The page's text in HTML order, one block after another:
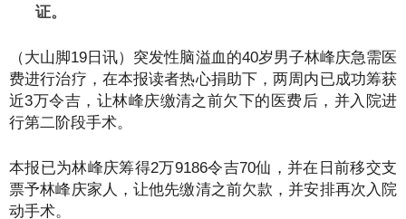
证。
（大山脚19日讯）突发性脑溢血的40岁男子林峰庆急需医
费进行治疗，在本报读者热心捐助下，两周内已成功筹获
近3万令吉，让林峰庆缴清之前欠下的医费后，并入院进
行第二阶段手术。
本报已为林峰庆筹得2万9186令吉70仙，并在日前移交支
票予林峰庆家人，让他先缴清之前欠款，并安排再次入院
动手术。